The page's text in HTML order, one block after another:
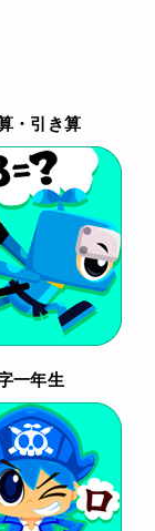
・引き算
一年生